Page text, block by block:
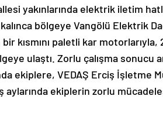
yakınlarında elektrik iletim
bölgeye Vangölü Elektrik
kısmını paletli kar
ulaştı. Zorlu çalışma sonucu
ekiplere, VEDAŞ Erciş İşletme
aylarında ekiplerin zorlu